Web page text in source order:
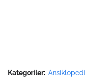
Kategoriler: Ansiklopedi